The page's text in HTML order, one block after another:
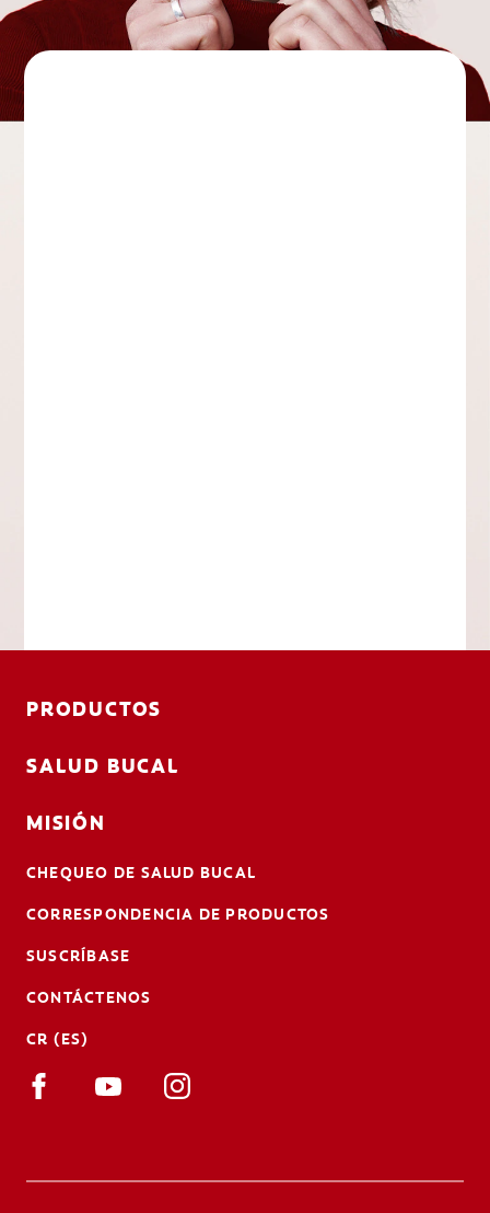
PRODUCTOS
SALUD BUCAL
MISIÓN
CHEQUEO DE SALUD BUCAL
CORRESPONDENCIA DE PRODUCTOS
SUSCRÍBASE
CONTÁCTENOS
CR (ES)